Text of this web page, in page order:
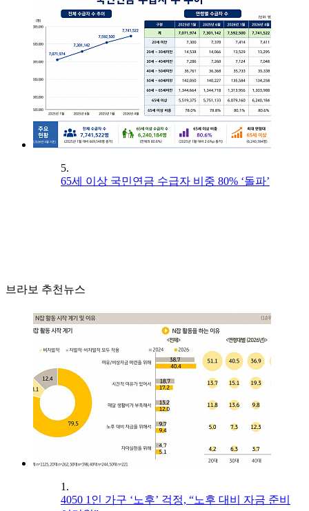
5.
65세 이상 국민연금 수급자 비중 80% ‘돌파’
브라보 추천뉴스
1.
4050 1인 가구 ‘노후’ 걱정, “노후 대비 자금 준비